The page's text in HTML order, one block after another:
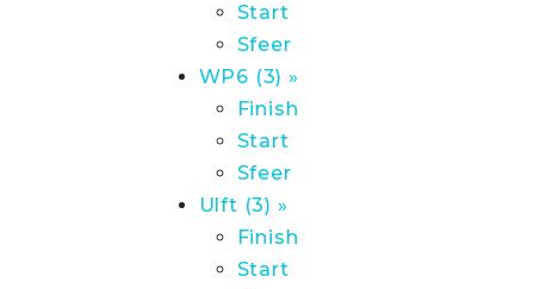
Start
Sfeer
WP6 (3) »
Finish
Start
Sfeer
Ulft (3) »
Finish
Start